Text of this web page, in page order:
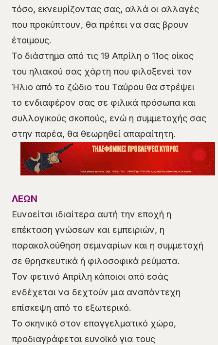
τόσο, εκνευρίζοντας σας, αλλά οι αλλαγές
που προκύπτουν, θα πρέπει να σας βρουν
έτοιμους.
Το διάστημα από τις 19 Απρίλη ο 11ος οίκος
του ηλιακού σας χάρτη που φιλοξενεί τον
Ήλιο από το ζώδιο του Ταύρου θα στρέψει
το ενδιαφέρον σας σε φιλικά πρόσωπα και
συλλογικούς σκοπούς, ενώ η συμμετοχής σας
στην παρέα, θα θεωρηθεί απαραίτητη.
ΛΕΩΝ
Ευνοείται ιδιαίτερα αυτή την εποχή η
επέκταση γνώσεων και εμπειριών, η
παρακολούθηση σεμιναρίων και η συμμετοχή
σε θρησκευτικά ή φιλοσοφικά ρεύματα.
Τον φετινό Απρίλη κάποιοι από εσάς
ενδέχεται να δεχτούν μια αναπάντεχη
επίσκεψη από το εξωτερικό.
Το σκηνικό στον επαγγελματικό χώρο,
προδιαγράφεται ευνοϊκό για τους